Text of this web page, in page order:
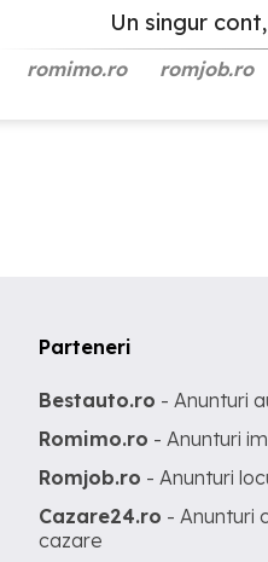
Un singur
romimo.ro romjob.ro
Parteneri
Bestauto.ro - Anunturi
Romimo.ro - Anunturi
Romjob.ro - Anunturi
Cazare24.ro - Anunturi
cazare